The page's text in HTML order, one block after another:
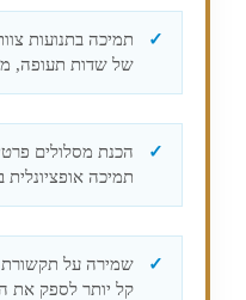
תמיכה בתנועות
של שדות תעופה,
הכנת מסלולים
תמיכה
שמירה על תקשורת
קל יותר לספק את